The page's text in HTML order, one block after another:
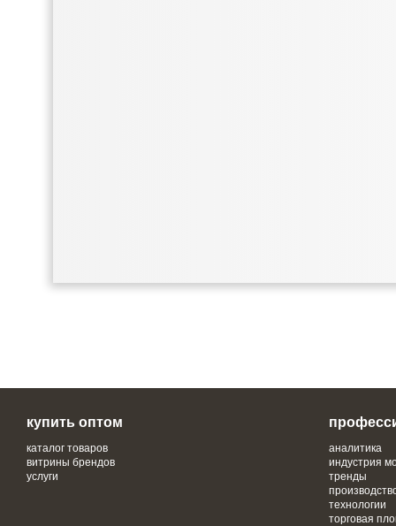
купить оптом
каталог товаров
витрины брендов
услуги
аналитика
индустрия
тренды
технологии
торговая